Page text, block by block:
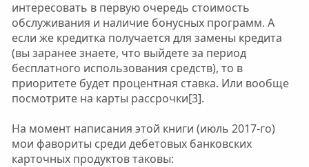
интересовать в первую очередь стоимость
обслуживания и наличие бонусных программ. А
если же кредитка получается для замены кредита
(вы заранее знаете, что выйдете за период
бесплатного использования средств), то в
приоритете будет процентная ставка. Или вообще
посмотрите на карты рассрочки[3].
На момент написания этой книги (июль 2017-го)
мои фавориты среди дебетовых банковских
карточных продуктов таковы: